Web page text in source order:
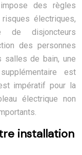
des règles
électriques,
de disjoncteurs
des personnes
salles de bain, une
est
impératif pour la
électrique non
installation